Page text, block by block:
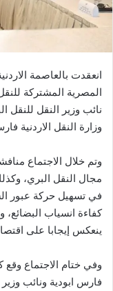
ل
ك
و
ن
ي
ا
انعقدت بالعاصمة
المصرية المشتركة
نائب وزير النقل للنقل
وزارة النقل الاردنية
وتم خلال الاجتماع
مجال النقل البري،
في تسهيل حركة عبور
كفاءة انسياب البضائع،
ينعكس إيجابا على
وفي ختام الاجتماع وقع
فارس ابودية ونائب